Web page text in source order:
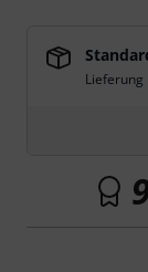
Lieferung